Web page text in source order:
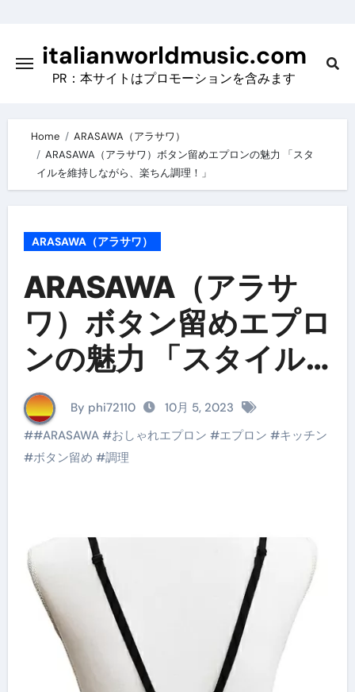
contentitalianworldmusic.com
PR：本サイトはプロモーションを含みます
Home
ARASAWA（アラサワ）
ARASAWA（アラサワ）ボタン留めエプロンの魅力 「スタ
イルを維持しながら、楽ちん調理！」
ARASAWA（アラサワ）
ARASAWA（アラサ
ワ）ボタン留めエプロ
ンの魅力 「スタイル
を維持しながら、楽ち
ん調理！」
By phi72110
10月 5, 2023
##ARASAWA#おしゃれエプロン #エプロン #キッチン
#ボタン留め #調理